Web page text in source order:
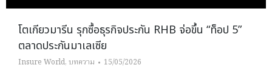
โตเกียวมารีน รุกซื้อธุรกิจประกัน RHB จ่อขึ้น “ท็อป 5”
ตลาดประกันมาเลเซีย
Insure World, บทความ 15/05/2026